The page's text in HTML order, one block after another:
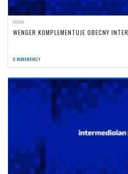
OGÓLNA
WENGER KOMPLEMENTUJE OBECNY INTER
0 KOMENTARZY